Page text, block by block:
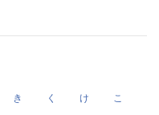
き く け こ